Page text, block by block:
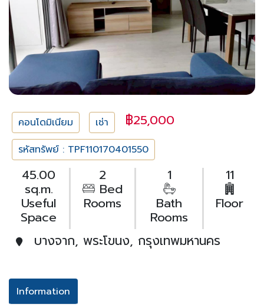
คอนโดมิเนียม เช่า ฿25,000
รหัสทรัพย์ : TPF110170401550
45.00
sq.m.
Useful
Space
2
Bed
Rooms
1
Bath
Rooms
11
Floor
บางจาก, พระโขนง, กรุงเทพมหานคร
Information